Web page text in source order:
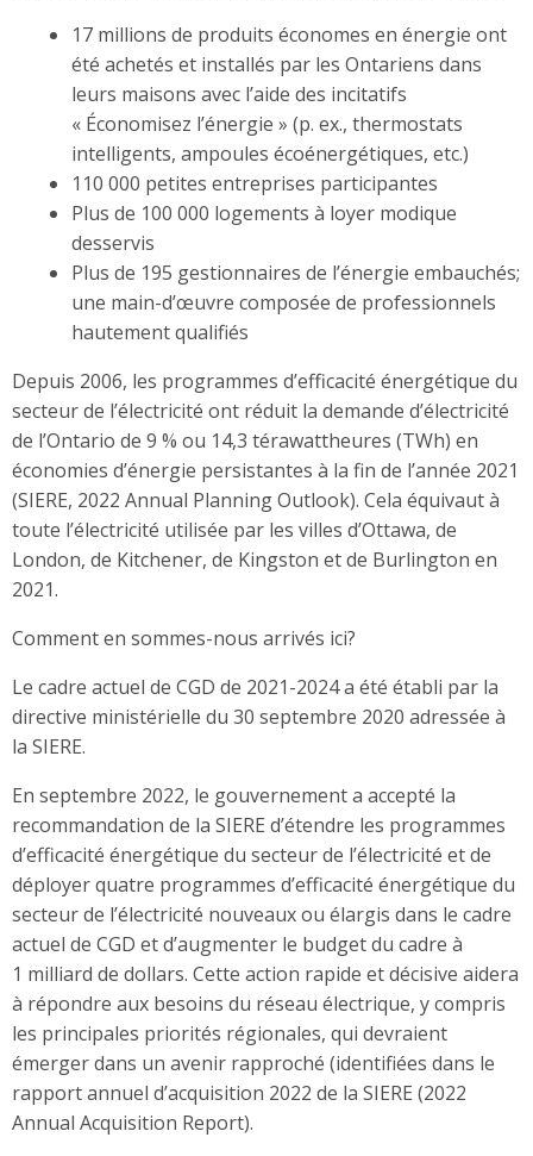
17 millions de produits économes en énergie ont
été achetés et installés par les Ontariens dans
leurs maisons avec l’aide des incitatifs
« Économisez l’énergie » (p. ex., thermostats
intelligents, ampoules écoénergétiques, etc.)
110 000 petites entreprises participantes
Plus de 100 000 logements à loyer modique
desservis
Plus de 195 gestionnaires de l’énergie embauchés;
une main-d’œuvre composée de professionnels
hautement qualifiés
Depuis 2006, les programmes d’efficacité énergétique du
secteur de l’électricité ont réduit la demande d’électricité
de l’Ontario de 9 % ou 14,3 térawattheures (TWh) en
économies d’énergie persistantes à la fin de l’année 2021
(SIERE, 2022 Annual Planning Outlook). Cela équivaut à
toute l’électricité utilisée par les villes d’Ottawa, de
London, de Kitchener, de Kingston et de Burlington en
2021.
Comment en sommes-nous arrivés ici?
Le cadre actuel de CGD de 2021-2024 a été établi par la
directive ministérielle du 30 septembre 2020 adressée à
la SIERE.
En septembre 2022, le gouvernement a accepté la
recommandation de la SIERE d’étendre les programmes
d’efficacité énergétique du secteur de l’électricité et de
déployer quatre programmes d’efficacité énergétique du
secteur de l’électricité nouveaux ou élargis dans le cadre
actuel de CGD et d’augmenter le budget du cadre à
1 milliard de dollars. Cette action rapide et décisive aidera
à répondre aux besoins du réseau électrique, y compris
les principales priorités régionales, qui devraient
émerger dans un avenir rapproché (identifiées dans le
rapport annuel d’acquisition 2022 de la SIERE (2022
Annual Acquisition Report).